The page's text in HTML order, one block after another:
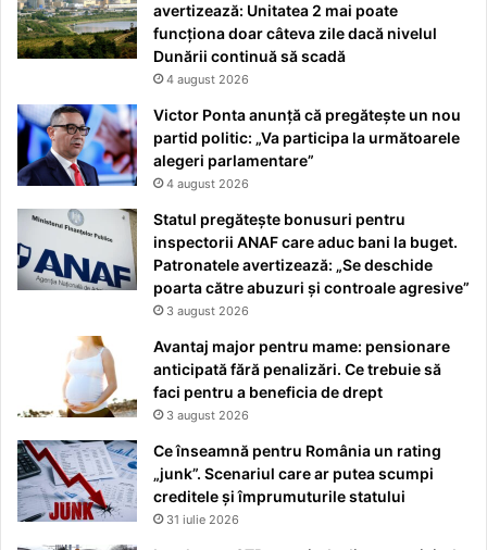
avertizează: Unitatea 2 mai poate
funcționa doar câteva zile dacă nivelul
Dunării continuă să scadă
4 august 2026
Victor Ponta anunță că pregătește un nou
partid politic: „Va participa la următoarele
alegeri parlamentare”
4 august 2026
Statul pregătește bonusuri pentru
inspectorii ANAF care aduc bani la buget.
Patronatele avertizează: „Se deschide
poarta către abuzuri și controale agresive”
3 august 2026
Avantaj major pentru mame: pensionare
anticipată fără penalizări. Ce trebuie să
faci pentru a beneficia de drept
3 august 2026
Ce înseamnă pentru România un rating
„junk”. Scenariul care ar putea scumpi
creditele și împrumuturile statului
31 iulie 2026